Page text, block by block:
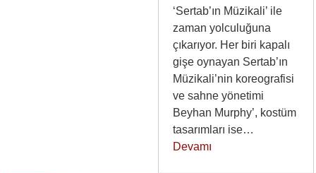
‘Sertab’ın Müzikali’ ile
zaman yolculuğuna
çıkarıyor. Her biri kapalı
gişe oynayan Sertab’ın
Müzikali’nin koreografisi
ve sahne yönetimi
Beyhan Murphy’, kostüm
tasarımları ise…
Devamı